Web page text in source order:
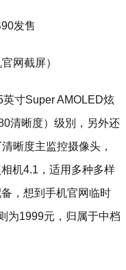
网截屏）
寸Super AMOLED炫
清晰度）级別，另外还
晰度主监控摄像头，
机4.1，适用多种多样
，想到手机官网临时
为1999元，归属于中档